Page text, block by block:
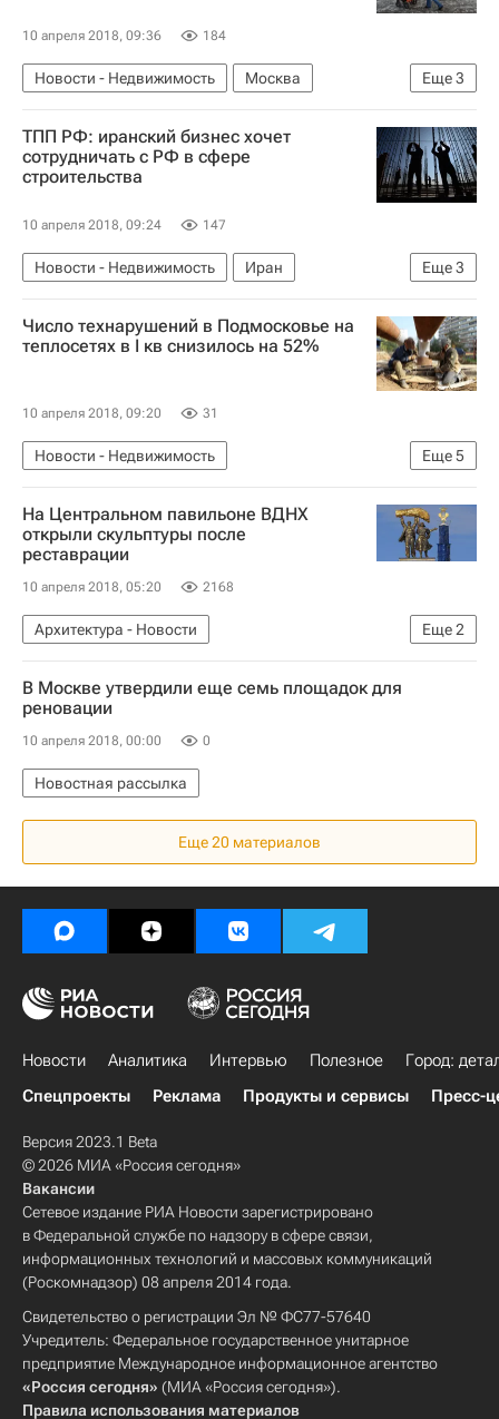
10 апреля 2018, 09:36 184
Еще3
Новости - Недвижимость
Москва
Городская среда
Архитектура Россия
ТПП РФ: иранский бизнес хочет
сотрудничать с РФ в сфере
строительства
10 апреля 2018, 09:24 147
Еще3
Новости - Недвижимость
Иран
Торгово-промышленная палата РФ
Строительство
Россия
Число технарушений в Подмосковье на
теплосетях в I кв снизилось на 52%
10 апреля 2018, 09:20 31
Еще5
Новости - Недвижимость
Московская область (Подмосковье)
Нарушения
ЖКХ
Инфраструктура
Россия
На Центральном павильоне ВДНХ
открыли скульптуры после
реставрации
10 апреля 2018, 05:20 2168
Еще2
Архитектура - Новости
Новости - Недвижимость
Москва
В Москве утвердили еще семь площадок для
реновации
10 апреля 2018, 00:00 0
Новостная рассылка
Еще 20 материалов
Новости Аналитика Интервью Полезное
Город:
Спецпроекты
Реклама Продукты и сервисы Пресс-
Версия 2023.1 Beta
© 2026 МИА «Россия сегодня»
Вакансии
Сетевое издание РИА Новости зарегистрировано
в Федеральной службе по надзору в сфере связи,
информационных технологий и массовых коммуникаций
(Роскомнадзор) 08 апреля 2014 года.
Свидетельство о регистрации Эл № ФС77-57640
Учредитель: Федеральное государственное унитарное
предприятие Международное информационное агентство
«Россия сегодня» (МИА «Россия сегодня»).
Правила использования материалов